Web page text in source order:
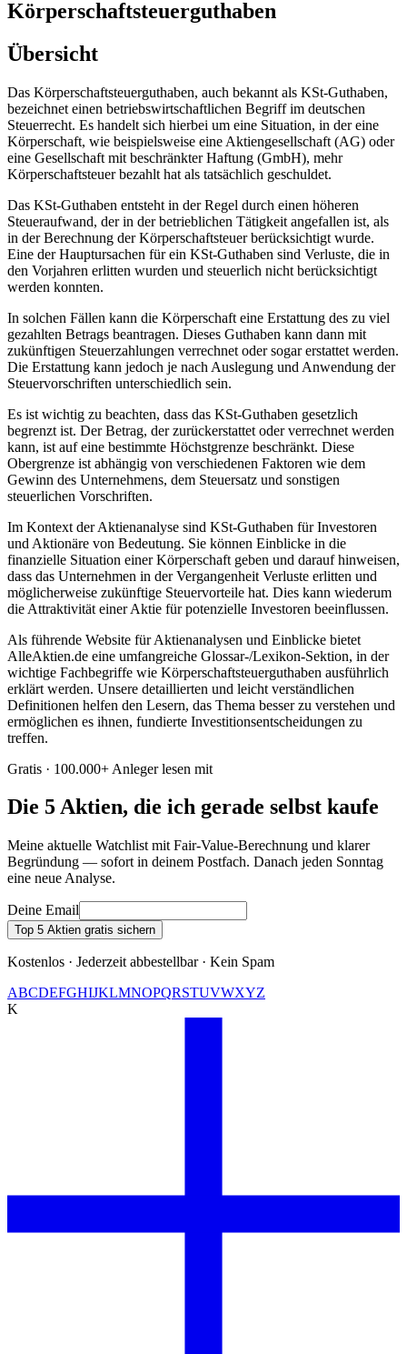
Körperschaftsteuerguthaben
Übersicht
Das Körperschaftsteuerguthaben, auch bekannt als KSt-Guthaben,
bezeichnet einen betriebswirtschaftlichen Begriff im deutschen
Steuerrecht. Es handelt sich hierbei um eine Situation, in der eine
Körperschaft, wie beispielsweise eine Aktiengesellschaft (AG) oder
eine Gesellschaft mit beschränkter Haftung (GmbH), mehr
Körperschaftsteuer bezahlt hat als tatsächlich geschuldet.
Das KSt-Guthaben entsteht in der Regel durch einen höheren
Steueraufwand, der in der betrieblichen Tätigkeit angefallen ist, als
in der Berechnung der Körperschaftsteuer berücksichtigt wurde.
Eine der Hauptursachen für ein KSt-Guthaben sind Verluste, die in
den Vorjahren erlitten wurden und steuerlich nicht berücksichtigt
werden konnten.
In solchen Fällen kann die Körperschaft eine Erstattung des zu viel
gezahlten Betrags beantragen. Dieses Guthaben kann dann mit
zukünftigen Steuerzahlungen verrechnet oder sogar erstattet werden.
Die Erstattung kann jedoch je nach Auslegung und Anwendung der
Steuervorschriften unterschiedlich sein.
Es ist wichtig zu beachten, dass das KSt-Guthaben gesetzlich
begrenzt ist. Der Betrag, der zurückerstattet oder verrechnet werden
kann, ist auf eine bestimmte Höchstgrenze beschränkt. Diese
Obergrenze ist abhängig von verschiedenen Faktoren wie dem
Gewinn des Unternehmens, dem Steuersatz und sonstigen
steuerlichen Vorschriften.
Im Kontext der Aktienanalyse sind KSt-Guthaben für Investoren
und Aktionäre von Bedeutung. Sie können Einblicke in die
finanzielle Situation einer Körperschaft geben und darauf hinweisen,
dass das Unternehmen in der Vergangenheit Verluste erlitten und
möglicherweise zukünftige Steuervorteile hat. Dies kann wiederum
die Attraktivität einer Aktie für potenzielle Investoren beeinflussen.
Als führende Website für Aktienanalysen und Einblicke bietet
AlleAktien.de eine umfangreiche Glossar-/Lexikon-Sektion, in der
wichtige Fachbegriffe wie Körperschaftsteuerguthaben ausführlich
erklärt werden. Unsere detaillierten und leicht verständlichen
Definitionen helfen den Lesern, das Thema besser zu verstehen und
ermöglichen es ihnen, fundierte Investitionsentscheidungen zu
treffen.
Gratis · 100.000+ Anleger lesen mit
Die 5 Aktien, die ich gerade selbst kaufe
Meine aktuelle Watchlist mit Fair-Value-Berechnung und klarer
Begründung — sofort in deinem Postfach. Danach jeden Sonntag
eine neue Analyse.
Deine Email
Top 5 Aktien gratis sichern
Kostenlos · Jederzeit abbestellbar · Kein Spam
ABCDEFGHIJKLMNOPQRSTUVWXYZ
K